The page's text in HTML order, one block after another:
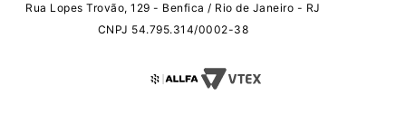
Rua Lopes Trovão, 129 - Benfica / Rio de Janeiro - RJ
CNPJ 54.795.314/0002-38